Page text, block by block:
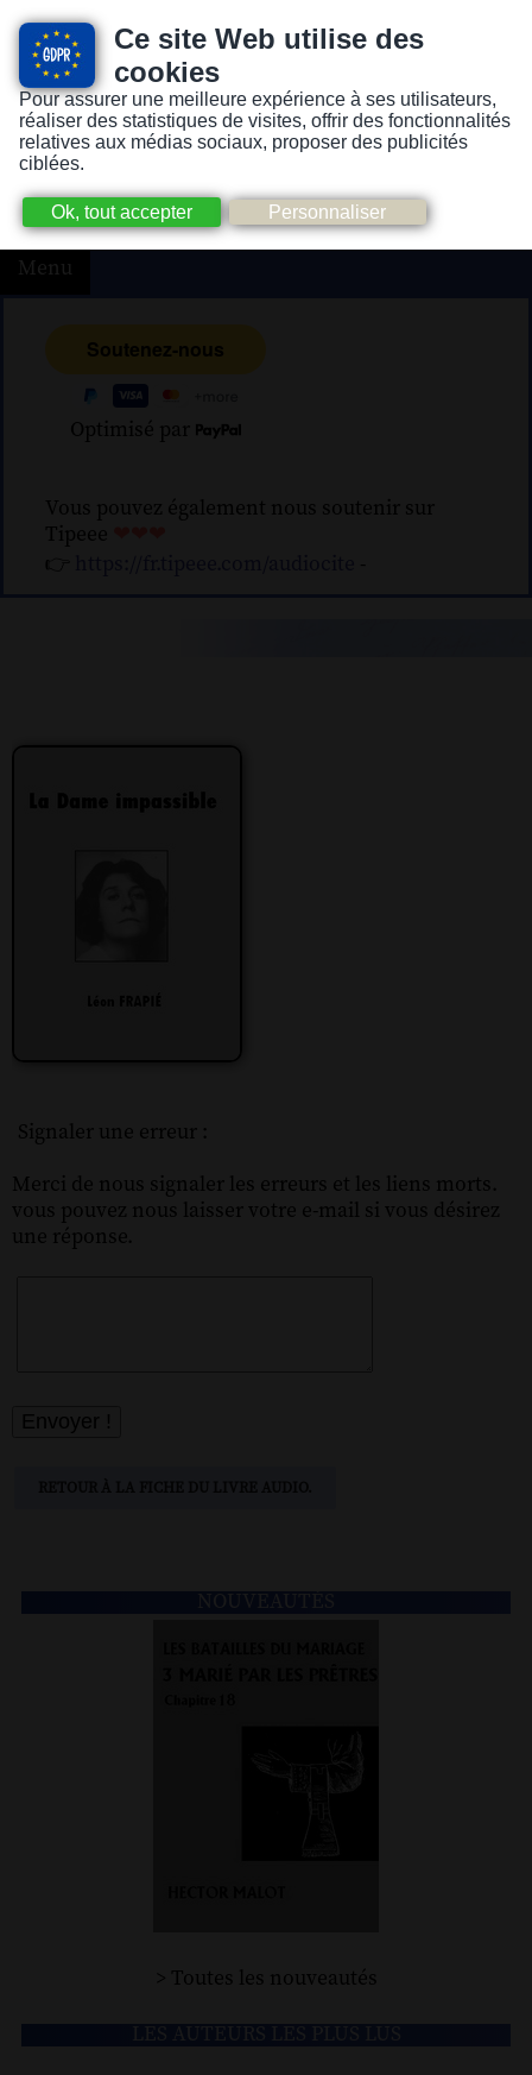
Ce site Web utilise des
cookies
Pour assurer une meilleure expérience à ses utilisateurs,
réaliser des statistiques de visites, offrir des fonctionnalités
relatives aux médias sociaux, proposer des publicités
ciblées.
Version pour personnes mal-voyantes ou non-voyantes
Menu
Optimisé par
Vous pouvez également nous soutenir sur
Tipeee
👉
-
Signaler une erreur :
Merci de nous signaler les erreurs et les liens morts.
vous pouvez nous laisser votre e-mail si vous désirez
une réponse.
> Toutes les nouveautés